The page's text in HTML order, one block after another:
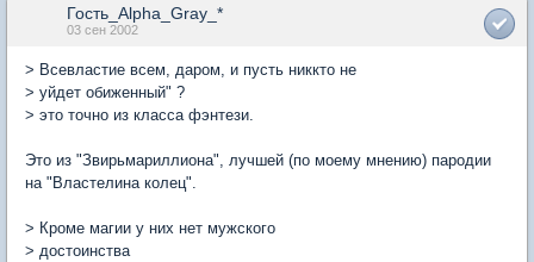
Гость_Alpha_Gray_*
03 сен 2002
> Всевластие всем, даром, и пусть никкто не
> уйдет обиженный" ?
> это точно из класса фэнтези.
Это из "Звирьмариллиона", лучшей (по моему мнению) пародии
на "Властелина колец".
> Кроме магии у них нет мужского
> достоинства